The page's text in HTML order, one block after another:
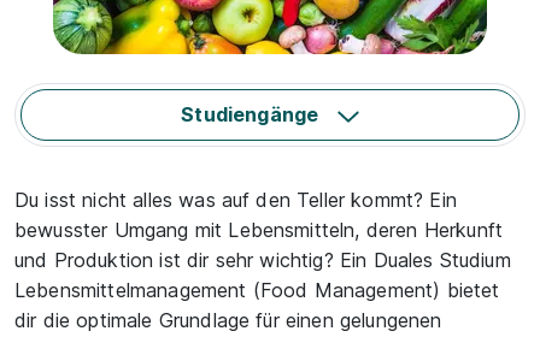
Studiengänge
Du isst nicht alles was auf den Teller kommt? Ein
bewusster Umgang mit Lebensmitteln, deren Herkunft
und Produktion ist dir sehr wichtig? Ein Duales Studium
Lebensmittelmanagement (Food Management) bietet
dir die optimale Grundlage für einen gelungenen